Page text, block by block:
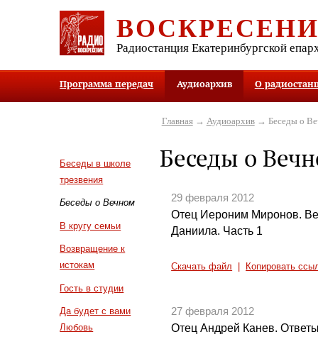
Радиостанция Екатеринбургской
Программа передач Аудиоархив О
Беседы в школе
трезвения
Беседы о Вечном
В кругу семьи
Возвращение к
истокам
Гость в студии
Да будет с вами
Любовь
Главная→ Аудиоархив→ Беседы о
Беседы о
29 февраля 2012
Отец Иероним Миронов.
Даниила. Часть 1
Скачать файл Копировать
27 февраля 2012
Отец Андрей Канев.